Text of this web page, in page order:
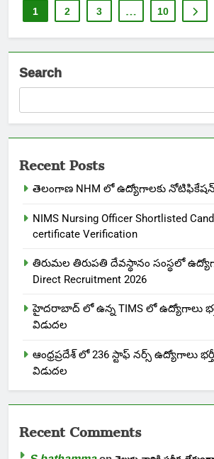
1 2 3 … 10
Search
Recent Posts
తెలంగాణ NHM లో ఉద్యోగాలకు
NIMS Nursing Officer Shortlisted
certificate Verification
తిరుమల తిరుపతి దేవస్థానం సంస్థలో
Direct Recruitment 2026
హైదరాబాద్ లో ఉన్న TIMS లో ఉద్యోగాలు
విడుదల
ఆంధ్రప్రదేశ్ లో 236 స్టాఫ్ నర్స్ ఉద్యోగాలు
విడుదల
Recent Comments